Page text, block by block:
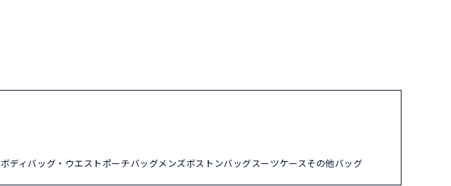
ボディバッグ・ウエストポーチバッグメンズボストンバッグスーツケースその他バッグ